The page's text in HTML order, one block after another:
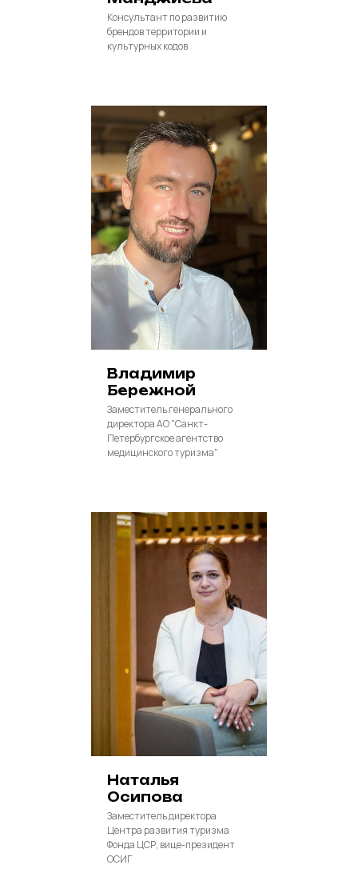
Консультант по развитию
брендов территории и
культурных кодов
Владимир
Бережной
Заместитель генерального
директора АО "Санкт-
Петербургское агентство
медицинского туризма"
Наталья
Осипова
Заместитель директора
Центра развития туризма
Фонда ЦСР, вице-президент
ОСИГ